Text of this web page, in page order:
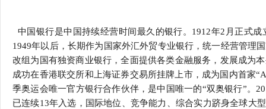
学会章程
特邀研究员
行
贸易与流
价格指数
中国银行是中国持续经营时间最久的银行。1912年2月正式
1949年以后，长期作为国家外汇外贸专业银行，统一经营管理
改组为国有独资商业银行，全面提供各类金融服务，发展成为
成功在香港联交所和上海证券交易所挂牌上市，成为国内首家
季奥运会唯一官方银行合作伙伴，是中国唯一的“双奥银行”。
已连续13年入选，国际地位、竞争能力、综合实力跻身全球大